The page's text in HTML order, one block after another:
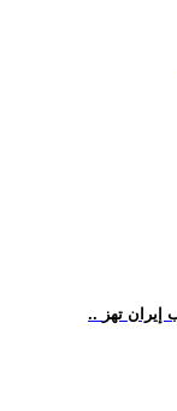
إيران تهز